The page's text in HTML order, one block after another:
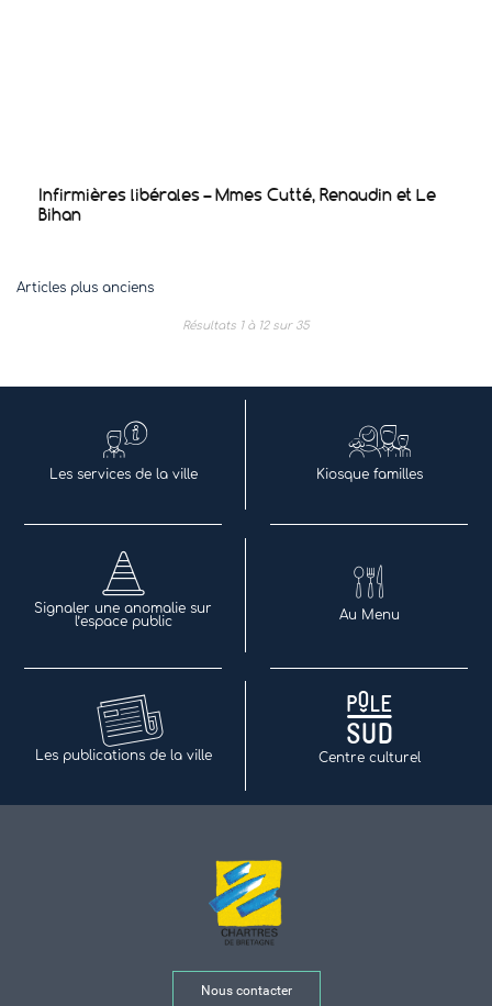
Infirmières libérales – Mmes Cutté, Renaudin et Le
Bihan
Navigation
Articles plus anciens
Résultats 1 à 12 sur 35
Les services de la ville Kiosque familles
Signaler une anomalie sur
l’espace public
Au Menu
Les publications de la ville Centre culturel
Nous contacter